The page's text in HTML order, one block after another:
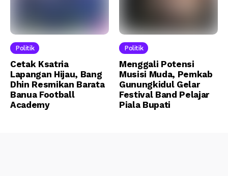
Politik
Cetak Ksatria
Lapangan Hijau, Bang
Dhin Resmikan Barata
Banua Football
Academy
Politik
Menggali Potensi
Musisi Muda, Pemkab
Gunungkidul Gelar
Festival Band Pelajar
Piala Bupati